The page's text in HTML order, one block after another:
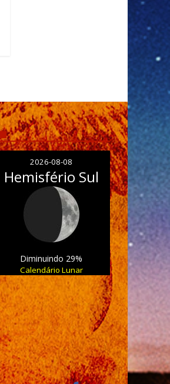
2026-08-08
Hemisfério Sul
Diminuindo 29%
Calendário Lunar